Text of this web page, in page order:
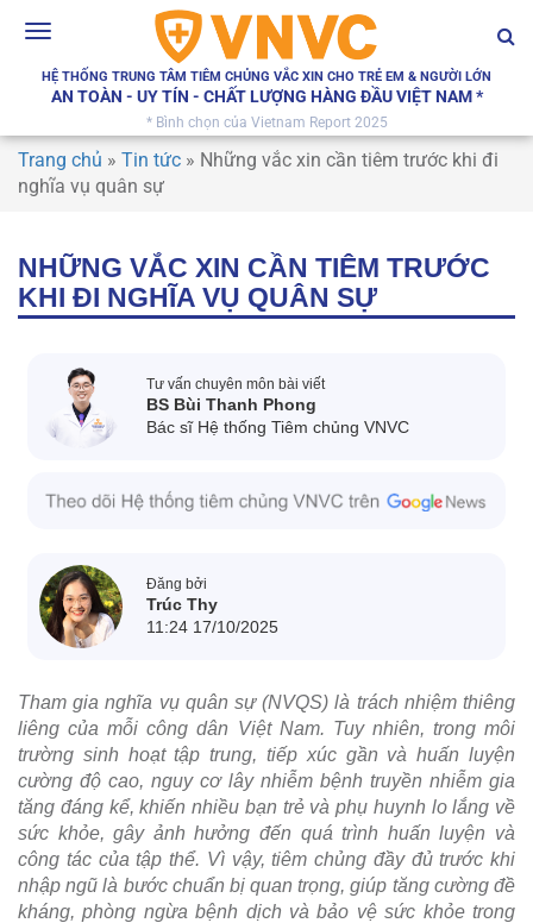
Toggle
HỆ THỐNG TRUNG TÂM TIÊM CHỦNG VẮC XIN CHO TRẺ EM & NGƯỜI LỚN
AN TOÀN - UY TÍN - CHẤT LƯỢNG HÀNG ĐẦU VIỆT NAM *
* Bình chọn của Vietnam Report 2025
Trang chủ » Tin tức » Những vắc xin cần tiêm trước khi đi
nghĩa vụ quân sự
NHỮNG VẮC XIN CẦN TIÊM TRƯỚC
KHI ĐI NGHĨA VỤ QUÂN SỰ
Tư vấn chuyên môn bài viết
BS Bùi Thanh Phong
Bác sĩ Hệ thống Tiêm chủng VNVC
Đăng bởi
Trúc Thy
11:24 17/10/2025
Tham gia nghĩa vụ quân sự (NVQS) là trách nhiệm thiêng
liêng của mỗi công dân Việt Nam. Tuy nhiên, trong môi
trường sinh hoạt tập trung, tiếp xúc gần và huấn luyện
cường độ cao, nguy cơ lây nhiễm bệnh truyền nhiễm gia
tăng đáng kể, khiến nhiều bạn trẻ và phụ huynh lo lắng về
sức khỏe, gây ảnh hưởng đến quá trình huấn luyện và
công tác của tập thể. Vì vậy, tiêm chủng đầy đủ trước khi
nhập ngũ là bước chuẩn bị quan trọng, giúp tăng cường đề
kháng, phòng ngừa bệnh dịch và bảo vệ sức khỏe trong